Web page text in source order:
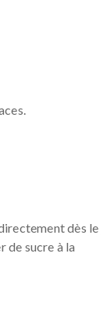
dès le
de sucre à la